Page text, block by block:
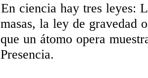
En ciencia hay tres leyes:
masas, la ley de
que un átomo opera
Presencia.